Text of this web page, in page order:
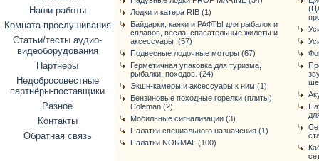
Наши работы
Комната прослушивания
Статьи/тесты аудио-
видеоборудования
Партнеры
Недобросовестные
партнёры-поставщики
Разное
Контакты
Обратная связь
Лодки и катера RIB (1)
Байдарки, каяки и РАФТЫ для рыбалок и
сплавов, вёсла, спасательные жилеты и
аксессуары (57)
Подвесные лодочные моторы (67)
Герметичная упаковка для туризма,
рыбалки, походов. (24)
Экшн-камеры и аксессуары к ним (1)
Бензиновые походные горелки (плиты)
Coleman (2)
Мобильные сигнализации (3)
Палатки специального назначения (1)
Палатки NORMAL (100)